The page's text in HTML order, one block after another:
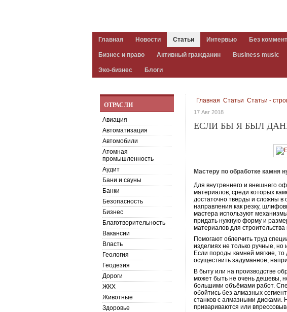
Главная Новости Статьи Интервью Без
Бизнес и право Активный гражданин Business music
Эко-бизнес Блоги
Главная Статьи Статьи -
17 Авг 2018
ЕСЛИ БЫ Я БЫЛ
Мастеру по обработке камня
Для внутреннего и внешнего
материалов, среди которых
достаточно тверды и сложны в
направления как резку,
мастера используют
придать нужную форму и
материалов для
Помогают облегчить труд
изделиях не только ручные,
Если породы камней мягкие,
осуществить задуманное,
В быту или на производстве
может быть не очень дешевы,
большими объёмами работ.
обойтись без алмазных
станков с алмазными дисками.
привариваются или
ОТРАСЛИ
Авиация
Автоматизация
Автомобили
Атомная
промышленность
Аудит
Бани и сауны
Банки
Безопасность
Бизнес
Благотворительность
Вакансии
Власть
Геология
Геодезия
Дороги
ЖКХ
Животные
Здоровье